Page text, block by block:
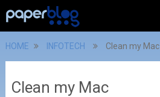
HOME INFOTECH Clean my Mac
Clean my Mac